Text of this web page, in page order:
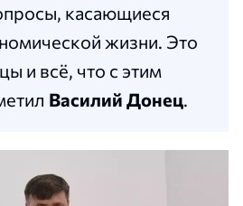
касающиеся
жизни. Это
и всё, что с этим
Василий Донец.